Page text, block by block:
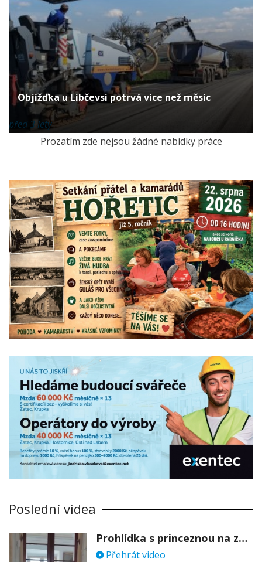
Objížďka u Libčevsi potrvá více než měsíc
před 3 lety
Prozatím zde nejsou žádné nabídky práce
Poslední videa
Prohlídka s princeznou na zámku Stekník
Přehrát video